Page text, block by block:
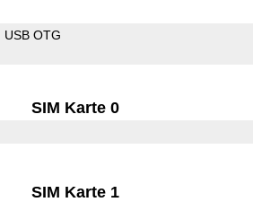
USB OTG
SIM Karte 0
SIM Karte 1